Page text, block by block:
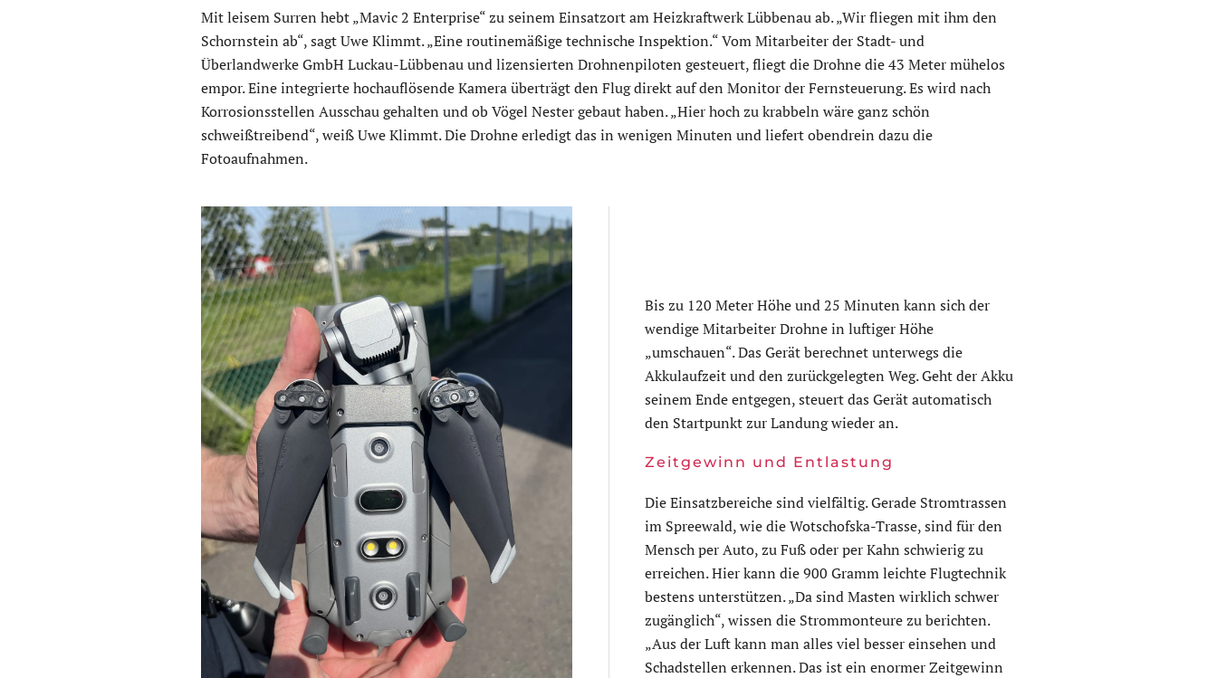
Mit leisem Surren hebt „Mavic 2 Enterprise“ zu seinem Einsatzort am Heizkraftwerk Lübbenau ab. „Wir fliegen mit ihm den
Schornstein ab“, sagt Uwe Klimmt. „Eine routinemäßige technische Inspektion.“ Vom Mitarbeiter der Stadt- und
Überlandwerke GmbH Luckau-Lübbenau und lizensierten Drohnenpiloten gesteuert, fliegt die Drohne die 43 Meter mühelos
empor. Eine integrierte hochauflösende Kamera überträgt den Flug direkt auf den Monitor der Fernsteuerung. Es wird nach
Korrosionsstellen Ausschau gehalten und ob Vögel Nester gebaut haben. „Hier hoch zu krabbeln wäre ganz schön
schweißtreibend“, weiß Uwe Klimmt. Die Drohne erledigt das in wenigen Minuten und liefert obendrein dazu die
Fotoaufnahmen.
Bis zu 120 Meter Höhe und 25 Minuten kann sich der
wendige Mitarbeiter Drohne in luftiger Höhe
„umschauen“. Das Gerät berechnet unterwegs die
Akkulaufzeit und den zurückgelegten Weg. Geht der Akku
seinem Ende entgegen, steuert das Gerät automatisch
den Startpunkt zur Landung wieder an.
Zeitgewinn und Entlastung
Die Einsatzbereiche sind vielfältig. Gerade Stromtrassen
im Spreewald, wie die Wotschofska-Trasse, sind für den
Mensch per Auto, zu Fuß oder per Kahn schwierig zu
erreichen. Hier kann die 900 Gramm leichte Flugtechnik
bestens unterstützen. „Da sind Masten wirklich schwer
zugänglich“, wissen die Strommonteure zu berichten.
„Aus der Luft kann man alles viel besser einsehen und
Schadstellen erkennen. Das ist ein enormer Zeitgewinn